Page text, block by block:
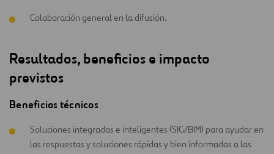
Colaboración general en la difusión.
Resultados, beneficios e impacto
previstos
Beneficios técnicos
Soluciones integradas e inteligentes (SIG/BIM) para ayudar en
las respuestas y soluciones rápidas y bien informadas a las